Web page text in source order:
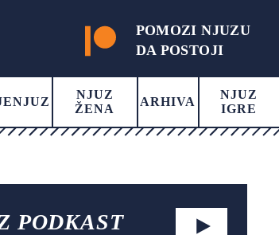
POMOZI NJUZU
DA POSTOJI
NJUZ
ŽENA
ARHIVA
NJUZ
IGRE
PODKAST